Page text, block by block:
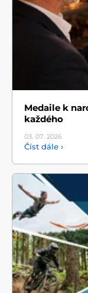
Medaile k
každého
03. 07. 2026
Číst dále ›